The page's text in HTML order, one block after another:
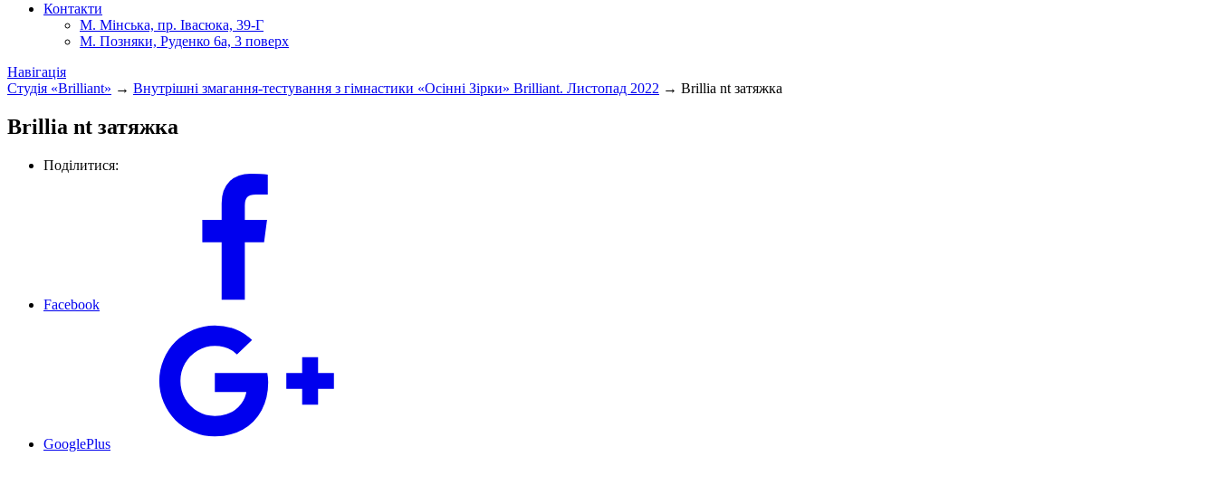
Контакти
М. Мінська, пр. Івасюка, 39-Г
М. Позняки, Руденко 6а, 3 поверх
Навігація
Студія «Brilliant» → Внутрішні змагання-тестування з гімнастики «Осінні Зірки» Brilliant. Листопад 2022 → Brillia nt затяжка
Brillia nt затяжка
Поділитися:
Facebook
GooglePlus